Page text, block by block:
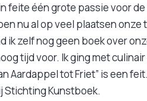
feite één grote passie voor
nu al op veel plaatsen
ik zelf nog geen boek over
tijd voor. Ik ging met
Aardappel tot Friet” is een
Stichting Kunstboek.